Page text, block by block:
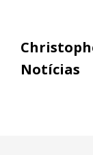
Notícias